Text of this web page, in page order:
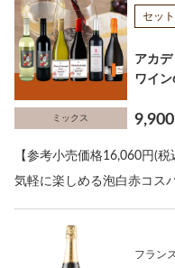
ミックス
セット
アカ
ワイ
【参考小売価格16,060円(
気軽に楽しめる泡白赤コス
フラン